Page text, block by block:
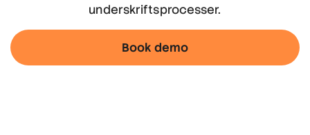
underskriftsprocesser.
Book demo